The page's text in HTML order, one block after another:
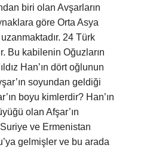
biri olan Avşarların
göre Orta Asya
24 Türk
Bu kabilenin Oğuzların
Han’ın dört oğlunun
soyundan geldiği
boyu kimlerdir? Han’ın
olan Afşar’ın
ve Ermenistan
gelmişler ve bu arada